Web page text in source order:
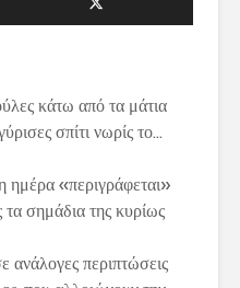
κάτω από τα μάτια
σπίτι νωρίς το…
ημέρα «περιγράφεται»
σημάδια της κυρίως
ανάλογες περιπτώσεις